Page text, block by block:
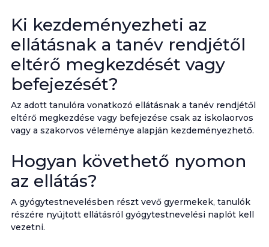
Ki kezdeményezheti az
ellátásnak a tanév rendjétől
eltérő megkezdését vagy
befejezését?
Az adott tanulóra vonatkozó ellátásnak a tanév rendjétől
eltérő megkezdése vagy befejezése csak az iskolaorvos
vagy a szakorvos véleménye alapján kezdeményezhető.
Hogyan követhető nyomon
az ellátás?
A gyógytestnevelésben részt vevő gyermekek, tanulók
részére nyújtott ellátásról gyógytestnevelési naplót kell
vezetni.